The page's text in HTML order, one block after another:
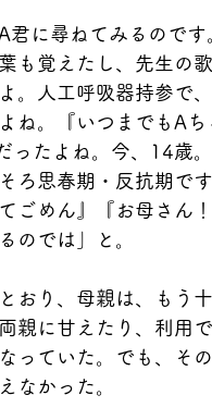
に尋ねてみるので
も覚えたし、先生の
。人工呼吸器持参で
ね。『いつまでもA
ったよね。今、14歳
ろ思春期・反抗期で
ごめん』『お母さん
のでは」と。
おり、母親は、もう
親に甘えたり、利用
っていた。でも、そ
なかった。